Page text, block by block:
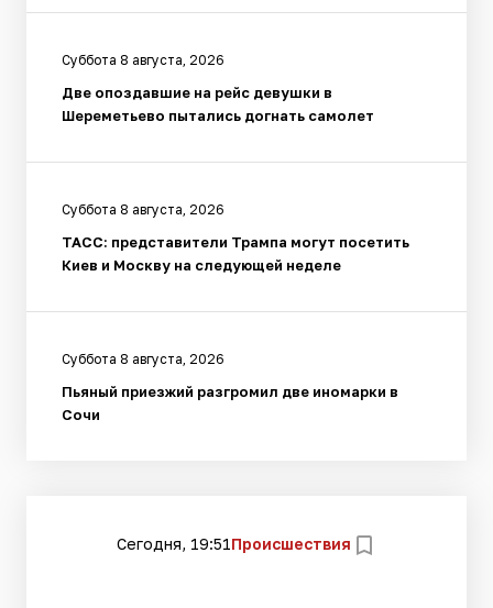
Суббота 8 августа, 2026
Две опоздавшие на рейс девушки в
Шереметьево пытались догнать самолет
Суббота 8 августа, 2026
ТАСС: представители Трампа могут посетить
Киев и Москву на следующей неделе
Суббота 8 августа, 2026
Пьяный приезжий разгромил две иномарки в
Сочи
Сегодня, 19:51Происшествия